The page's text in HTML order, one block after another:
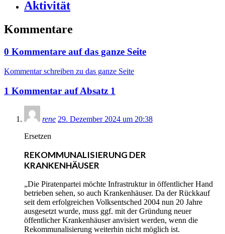
Aktivität
Kommentare
0 Kommentare aufdas ganze Seite
Kommentar schreiben zu das ganze Seite
1 Kommentar aufAbsatz 1
rene 29. Dezember 2024 um 20:38
Ersetzen
REKOMMUNALISIERUNG DER
KRANKENHÄUSER
„Die Piratenpartei möchte Infrastruktur in öffentlicher Hand
betrieben sehen, so auch Krankenhäuser. Da der Rückkauf
seit dem erfolgreichen Volksentsched 2004 nun 20 Jahre
ausgesetzt wurde, muss ggf. mit der Gründung neuer
öffentlicher Krankenhäuser anvisiert werden, wenn die
Rekommunalisierung weiterhin nicht möglich ist.